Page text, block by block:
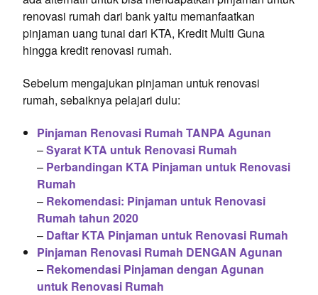
renovasi rumah dari bank yaitu memanfaatkan
pinjaman uang tunai dari KTA, Kredit Multi Guna
hingga kredit renovasi rumah.
Sebelum mengajukan pinjaman untuk renovasi
rumah, sebaiknya pelajari dulu:
Pinjaman Renovasi Rumah TANPA Agunan
–Syarat KTA untuk Renovasi Rumah
– Perbandingan KTA Pinjaman untuk Renovasi
Rumah
– Rekomendasi: Pinjaman untuk Renovasi
Rumah tahun 2020
– Daftar KTA Pinjaman untuk Renovasi Rumah
Pinjaman Renovasi Rumah DENGAN Agunan
– Rekomendasi Pinjaman dengan Agunan
untuk Renovasi Rumah